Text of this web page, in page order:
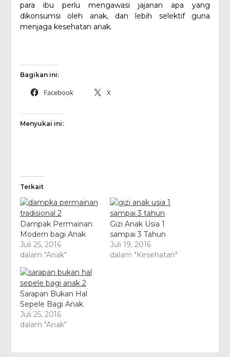
para ibu perlu mengawasi jajanan apa yang
dikonsumsi oleh anak, dan lebih selektif guna
menjaga kesehatan anak.
Bagikan ini:
Facebook X
Menyukai ini:
Terkait
Dampak Permainan
Modern bagi Anak
Juli 25, 2016
dalam "Anak"
Gizi Anak Usia 1
sampai 3 Tahun
Juli 19, 2016
dalam "Kesehatan"
Sarapan Bukan Hal
Sepele Bagi Anak
Juli 25, 2016
dalam "Anak"